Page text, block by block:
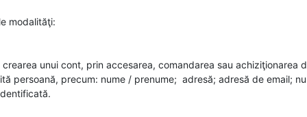
modalităţi:
unui cont, prin accesarea, comandarea sau achiziţionarea
persoană, precum: nume / prenume; adresă; adresă de email;